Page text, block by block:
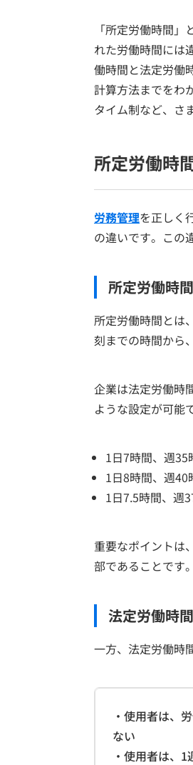
「所定労働時間
れた労働時間には
働時間と法定労働
計算方法までをわ
タイム制など、さ
所定労働時
労務管理を正しく
の違いです。この
所定労働時
所定労働時間とは
刻までの時間から
企業は法定労働時
ような設定が可能
1日7時間、週35
1日8時間、週40
1日7.5時間、週
重要なポイントは
部であることです。
法定労働時
一方、法定労働時
・使用者は、
ない
・使用者は、